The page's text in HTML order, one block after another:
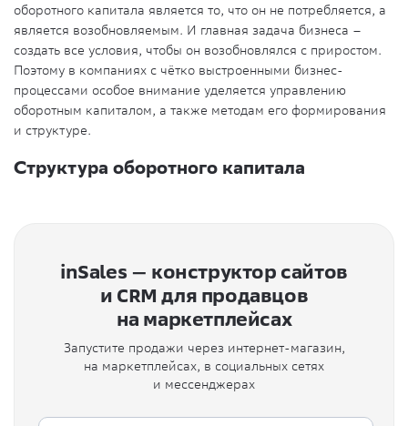
оборотного капитала является то, что он не потребляется, а
является возобновляемым. И главная задача бизнеса –
создать все условия, чтобы он возобновлялся с приростом.
Поэтому в компаниях с чётко выстроенными бизнес-
процессами особое внимание уделяется управлению
оборотным капиталом, а также методам его формирования
и структуре.
Структура оборотного капитала
inSales — конструктор сайтов
и CRM для продавцов
на маркетплейсах
Запустите продажи через интернет-магазин,
на маркетплейсах, в социальных сетях
и мессенджерах